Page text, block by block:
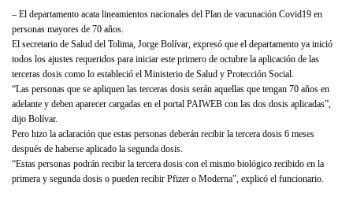
– El departamento acata lineamientos nacionales del Plan de vacunación Covid19 en
personas mayores de 70 años.
El secretario de Salud del Tolima, Jorge Bolívar, expresó que el departamento ya inició
todos los ajustes requeridos para iniciar este primero de octubre la aplicación de las
terceras dosis como lo estableció el Ministerio de Salud y Protección Social.
“Las personas que se apliquen las terceras dosis serán aquellas que tengan 70 años en
adelante y deben aparecer cargadas en el portal PAIWEB con las dos dosis aplicadas”,
dijo Bolívar.
Pero hizo la aclaración que estas personas deberán recibir la tercera dosis 6 meses
después de haberse aplicado la segunda dosis.
“Estas personas podrán recibir la tercera dosis con el mismo biológico recibido en la
primera y segunda dosis o pueden recibir Pfizer o Moderna”, explicó el funcionario.